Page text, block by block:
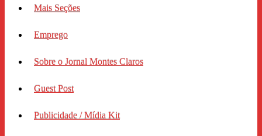
Mais Seções
Emprego
Sobre o Jornal Montes Claros
Guest Post
Publicidade / Mídia Kit